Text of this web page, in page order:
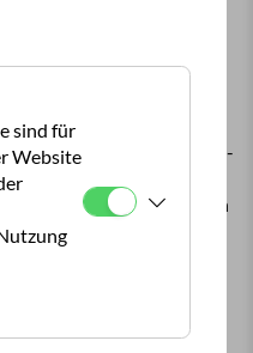
dem ÖAMTC-
Straßen (weiß-
besteht für alle
einem höchstzulässigen
Das bedeutet,
Bei einem
mehr als je 3,5 t pro
zu entrichten. Die
Straßen zu entrichten!
sind für
Website